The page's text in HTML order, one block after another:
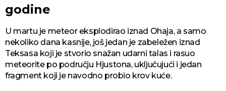
godine
U martu je meteor eksplodirao iznad Ohaja, a samo
nekoliko dana kasnije, još jedan je zabeležen iznad
Teksasa koji je stvorio snažan udarni talas i rasuo
meteorite po području Hjustona, uključujući i jedan
fragment koji je navodno probio krov kuće.